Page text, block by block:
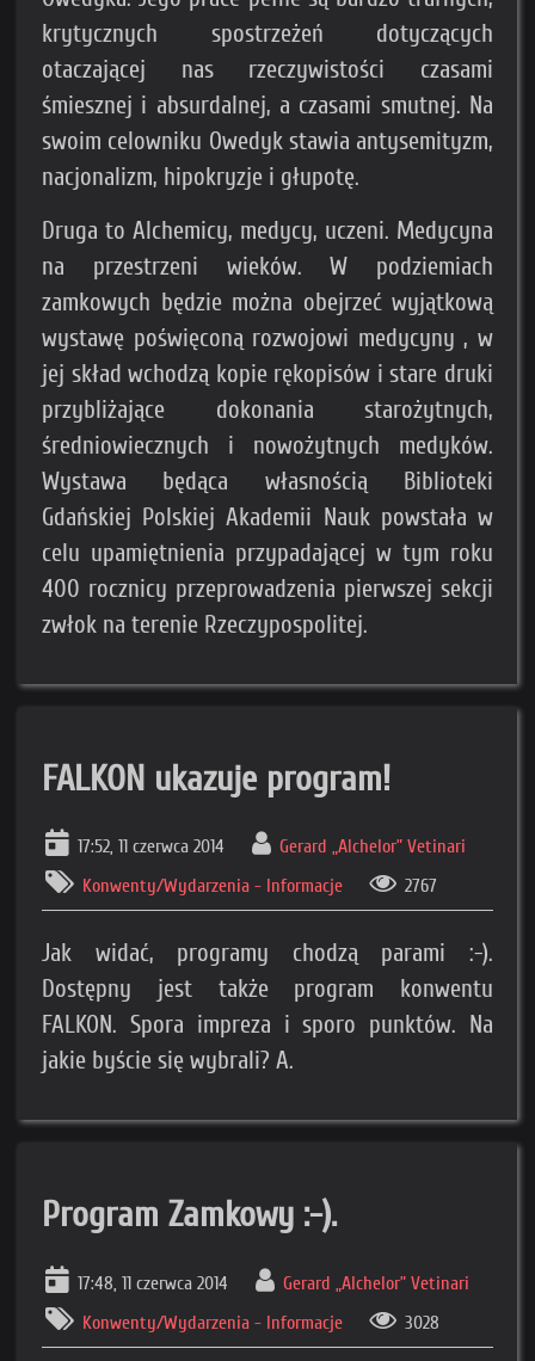
krytycznych spostrzeżeń dotyczących
otaczającej nas rzeczywistości czasami
śmiesznej i absurdalnej, a czasami smutnej. Na
swoim celowniku Owedyk stawia antysemityzm,
nacjonalizm, hipokryzje i głupotę.
Druga to Alchemicy, medycy, uczeni. Medycyna
na przestrzeni wieków. W podziemiach
zamkowych będzie można obejrzeć wyjątkową
wystawę poświęconą rozwojowi medycyny , w
jej skład wchodzą kopie rękopisów i stare druki
przybliżające dokonania starożytnych,
średniowiecznych i nowożytnych medyków.
Wystawa będąca własnością Biblioteki
Gdańskiej Polskiej Akademii Nauk powstała w
celu upamiętnienia przypadającej w tym roku
400 rocznicy przeprowadzenia pierwszej sekcji
zwłok na terenie Rzeczypospolitej.
FALKON ukazuje program!
17:52, 11 czerwca 2014
Gerard „Alchelor” Vetinari
Konwenty/Wydarzenia - Informacje
2767
Jak widać, programy chodzą parami :-).
Dostępny jest także program konwentu
FALKON. Spora impreza i sporo punktów. Na
jakie byście się wybrali? A.
Program Zamkowy :-).
17:48, 11 czerwca 2014
Gerard „Alchelor” Vetinari
Konwenty/Wydarzenia - Informacje
3028